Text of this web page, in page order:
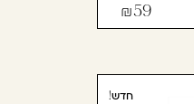
59
חדש!